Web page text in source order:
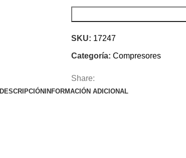
SKU: 17247
Categoría: Compresores
Share:
DESCRIPCIÓN INFORMACIÓN ADICIONAL